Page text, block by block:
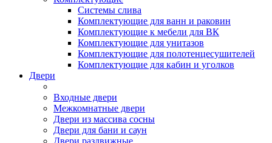
Системы слива
Комплектующие для ванн и раковин
Комплектующие к мебели для ВК
Комплектующие для унитазов
Комплектующие для полотенцесушителей
Комплектующие для кабин и уголков
Двери
Входные двери
Межкомнатные двери
Двери из массива сосны
Двери для бани и саун
Двери раздвижные